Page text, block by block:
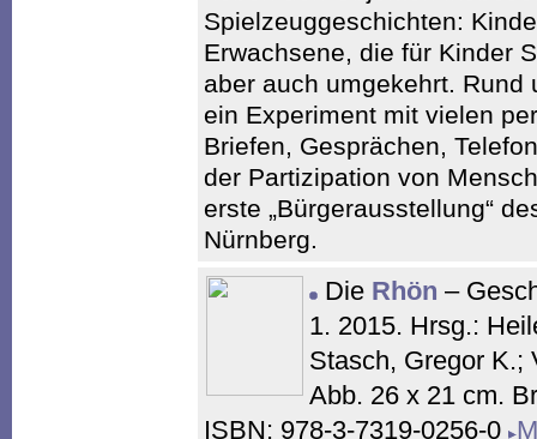
Spielzeuggeschichten:
Erwachsene, die für Kinder
aber auch umgekehrt. Rund
ein Experiment mit vielen
Briefen, Gesprächen,
der Partizipation von
erste „Bürgerausstellung“
Nürnberg.
Die Rhön –
1. 2015. Hrsg.:
Stasch, Gregor K.;
Abb. 26 x 21 cm.
ISBN: 978-3-7319-0256-0